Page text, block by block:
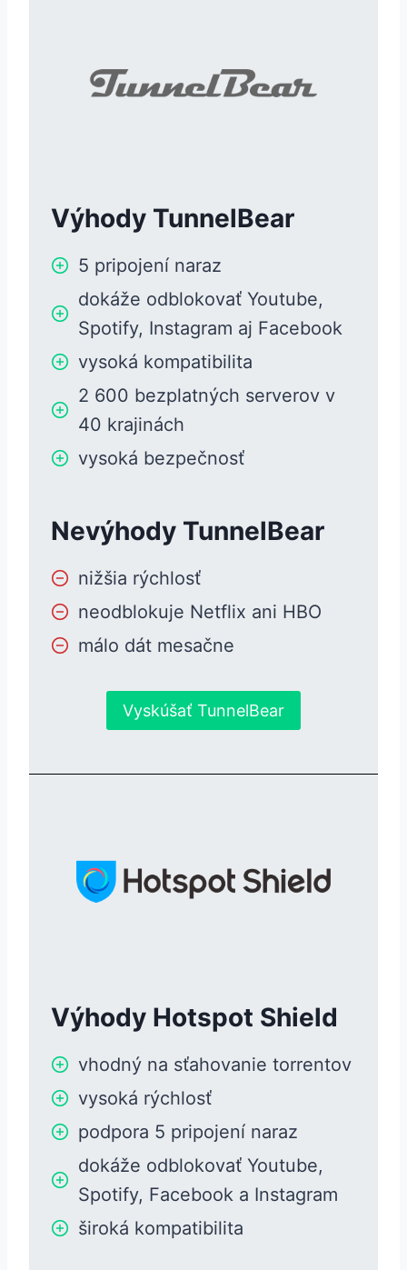
Výhody TunnelBear
5 pripojení naraz
dokáže odblokovať Youtube,
Spotify, Instagram aj Facebook
vysoká kompatibilita
2 600 bezplatných serverov v
40 krajinách
vysoká bezpečnosť
Nevýhody TunnelBear
nižšia rýchlosť
neodblokuje Netflix ani HBO
málo dát mesačne
Vyskúšať TunnelBear
Výhody Hotspot Shield
vhodný na sťahovanie torrentov
vysoká rýchlosť
podpora 5 pripojení naraz
dokáže odblokovať Youtube,
Spotify, Facebook a Instagram
široká kompatibilita